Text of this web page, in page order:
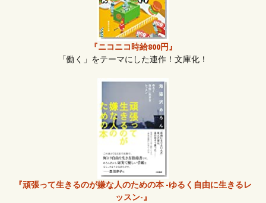
『ニコニコ時給800円』
「働く」をテーマにした連作！文庫化！
『頑張って生きるのが嫌な人のための本 -ゆるく自由に生きるレ
ッスン-』